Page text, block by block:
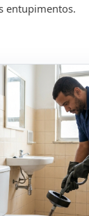
entupimentos.